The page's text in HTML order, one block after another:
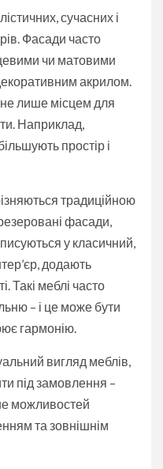
сучасних і
Фасади часто
чи матовими
акрилом.
лише місцем для
Наприклад,
простір і
традиційною
фасади,
у класичний,
додають
Такі меблі часто
– і це може бути
гармонію.
вигляд меблів,
під замовлення –
можливостей
та зовнішнім